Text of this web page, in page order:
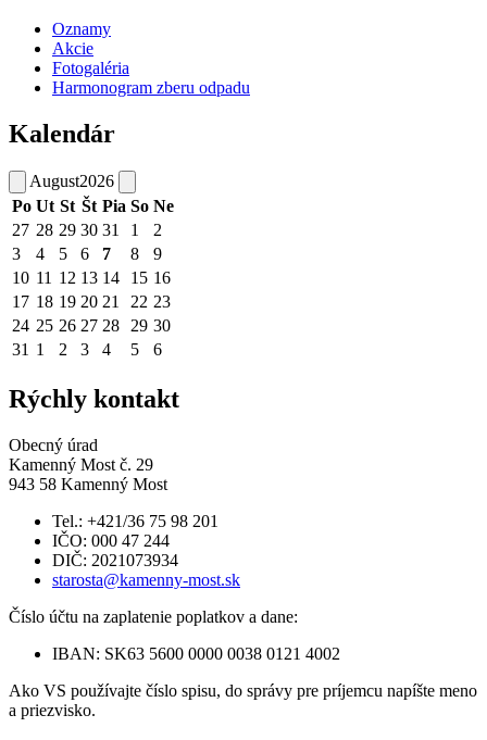
Oznamy
Akcie
Fotogaléria
Harmonogram zberu odpadu
Kalendár
August2026
Po Ut St Št Pia So Ne
27 28 29 30 31 1
2
3
4 5 6 7 8
9
10 11 12 13 14 15 16
17 18 19 20 21 22 23
24 25 26 27 28 29 30
31 1 2 3 4 5 6
Rýchly kontakt
Obecný úrad
Kamenný Most č. 29
943 58 Kamenný Most
Tel.: +421/36 75 98 201
IČO: 000 47 244
DIČ: 2021073934
starosta@kamenny-most.sk
Číslo účtu na zaplatenie poplatkov a dane:
IBAN: SK63 5600 0000 0038 0121 4002
Ako VS používajte číslo spisu, do správy pre príjemcu napíšte meno
a priezvisko.